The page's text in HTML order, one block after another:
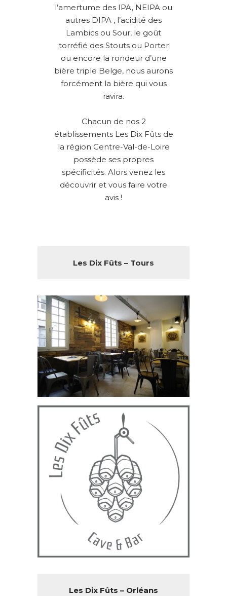
l’amertume des IPA, NEIPA ou
autres DIPA , l’acidité des
Lambics ou Sour, le goût
torréfié des Stouts ou Porter
ou encore la rondeur d’une
bière triple Belge, nous aurons
forcément la bière qui vous
ravira.
Chacun de nos 2
établissements Les Dix Fûts de
la région Centre-Val-de-Loire
possède ses propres
spécificités. Alors venez les
découvrir et vous faire votre
avis !
Les Dix Fûts – Tours
Les Dix Fûts – Orléans